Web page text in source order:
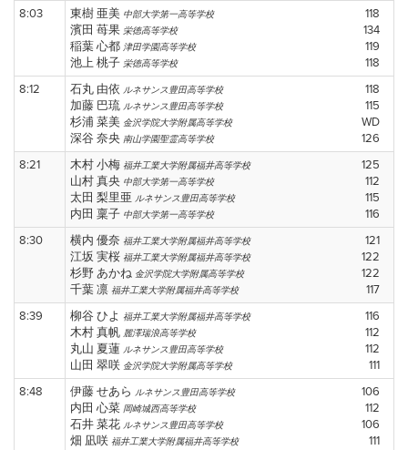
8:03 東樹 亜美 118
中部大学第一高等学校
濱田 苺果 134
栄徳高等学校
稲葉 心都 119
津田学園高等学校
池上 桃子 118
栄徳高等学校
8:12 石丸 由依 118
ルネサンス豊田高等学校
加藤 巴琉 115
ルネサンス豊田高等学校
杉浦 菜美 WD
金沢学院大学附属高等学校
深谷 奈央 126
南山学園聖霊高等学校
8:21 木村 小梅 125
福井工業大学附属福井高等学校
山村 真央 112
中部大学第一高等学校
太田 梨里亜 115
ルネサンス豊田高等学校
内田 稟子 116
中部大学第一高等学校
8:30 横内 優奈 121
福井工業大学附属福井高等学校
江坂 実桜 122
福井工業大学附属福井高等学校
杉野 あかね 122
金沢学院大学附属高等学校
千葉 凛 117
福井工業大学附属福井高等学校
8:39 柳谷 ひよ 116
福井工業大学附属福井高等学校
木村 真帆 112
麗澤瑞浪高等学校
丸山 夏蓮 112
ルネサンス豊田高等学校
山田 翠咲 111
金沢学院大学附属高等学校
8:48 伊藤 せあら 106
ルネサンス豊田高等学校
内田 心菜 112
岡崎城西高等学校
石井 菜花 106
ルネサンス豊田高等学校
畑 凪咲 111
福井工業大学附属福井高等学校